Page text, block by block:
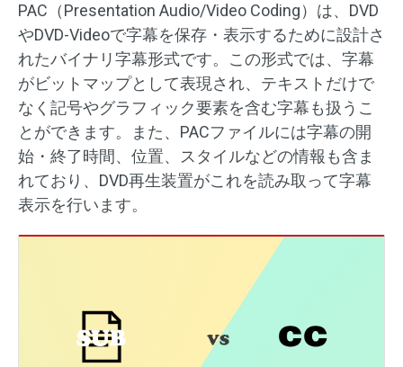
PAC（Presentation Audio/Video Coding）は、DVD
やDVD-Videoで字幕を保存・表示するために設計さ
れたバイナリ字幕形式です。この形式では、字幕
がビットマップとして表現され、テキストだけで
なく記号やグラフィック要素を含む字幕も扱うこ
とができます。また、PACファイルには字幕の開
始・終了時間、位置、スタイルなどの情報も含ま
れており、DVD再生装置がこれを読み取って字幕
表示を行います。